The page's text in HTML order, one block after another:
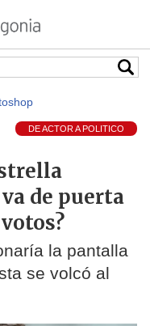
DE ACTOR A POLITICO
de puerta
la pantalla
se volcó al